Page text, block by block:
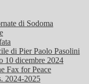
di Sodoma
di Pier Paolo Pasolini
10 dicembre 2024
Fax for Peace
2024-2025